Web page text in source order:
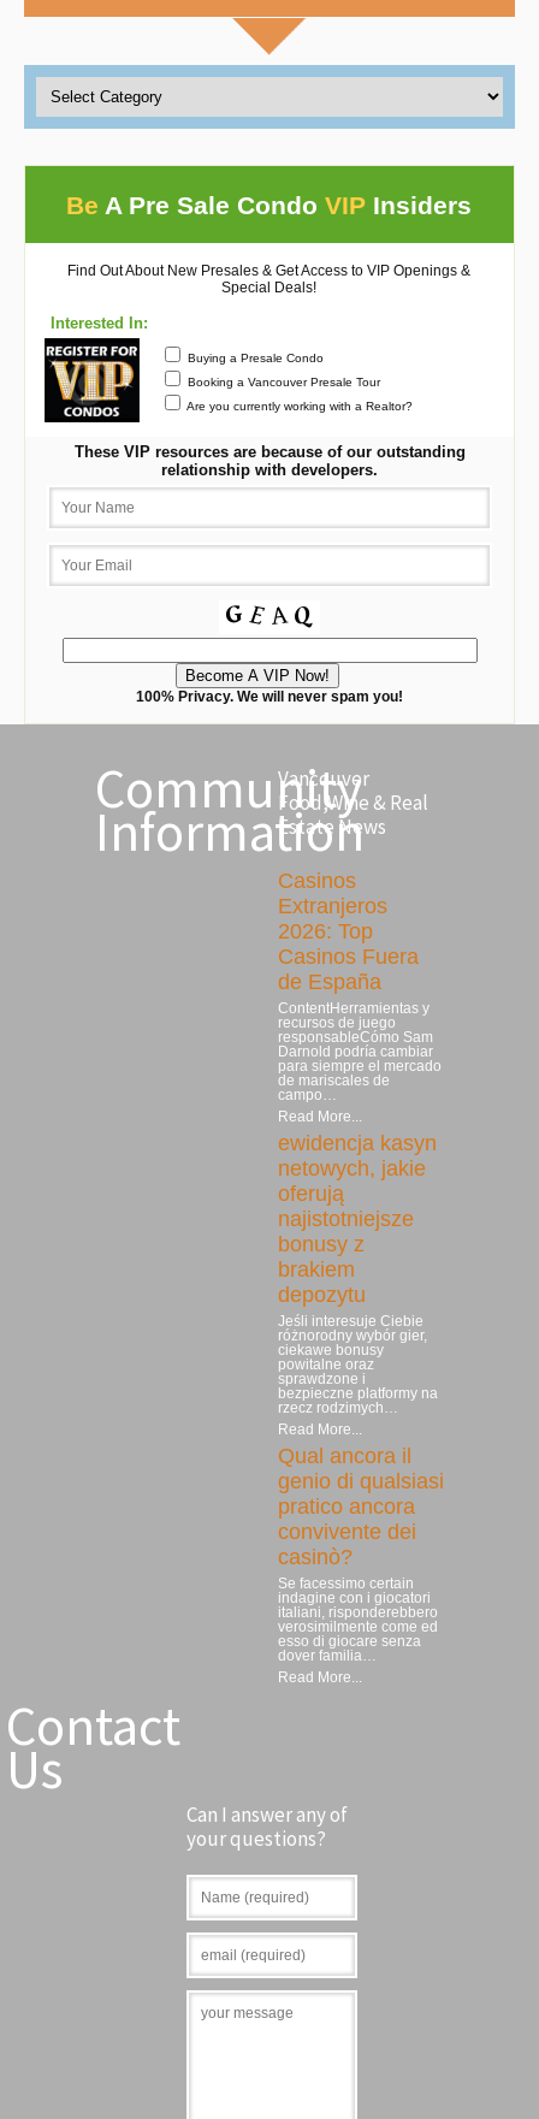
Be A Pre Sale CondoVIP Insiders
Find Out About New Presales & Get Access to VIP Openings &
Special Deals!
Interested In:
Buying a Presale Condo
Booking a Vancouver Presale Tour
Are you currently working with a Realtor?
These VIP resources are because of our outstanding
relationship with developers.
100% Privacy. We will never spam you!
Community
Information
Vancouver
Food,Wine & Real
Estate News
Casinos
Extranjeros
2026: Top
Casinos Fuera
de España
ContentHerramientas y
recursos de juego
responsableCómo Sam
Darnold podría cambiar
para siempre el mercado
de mariscales de
campo…
Read More...
ewidencja kasyn
netowych, jakie
oferują
najistotniejsze
bonusy z
brakiem
depozytu
Jeśli interesuje Ciebie
różnorodny wybór gier,
ciekawe bonusy
powitalne oraz
sprawdzone i
bezpieczne platformy na
rzecz rodzimych…
Read More...
Qual ancora il
genio di qualsiasi
pratico ancora
convivente dei
casinò?
Se facessimo certain
indagine con i giocatori
italiani, risponderebbero
verosimilmente come ed
esso di giocare senza
dover familia…
Read More...
Contact
Us
Can I answer any of
your questions?